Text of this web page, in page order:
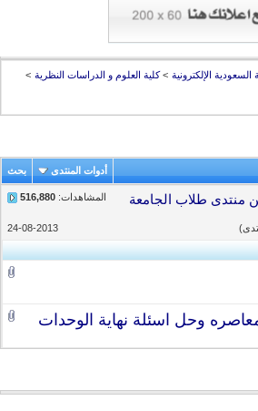
الإلكترونية > كلية العلوم و الدراسات النظرية >
أدوات المنتدى بحث
المشاهدات:516,880
منتدى طلاب الجامعة
24-08-2013
وحل اسئلة نهاية الوحدات